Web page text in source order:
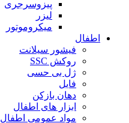
پیزوسرجری
لیزر
میکروموتور
اطفال
فیشور سیلانت
روکش SSC
ژل بی حسی
فایل
دهان بازکن
ابزار های اطفال
مواد عمومی اطفال